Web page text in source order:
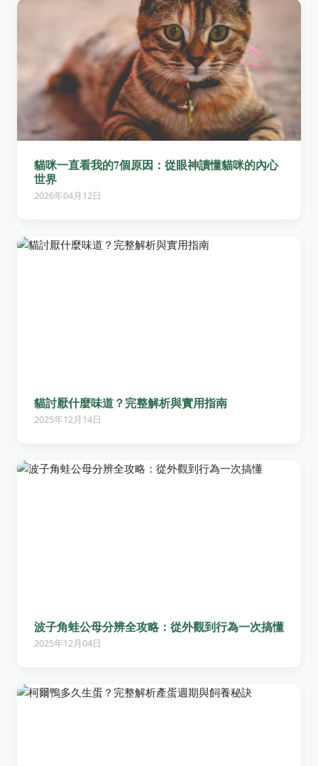
貓咪一直看我的7個原因：從眼神讀懂貓咪的內心
世界
2026年04月12日
貓討厭什麼味道？完整解析與實用指南
2025年12月14日
波子角蛙公母分辨全攻略：從外觀到行為一次搞懂
2025年12月04日